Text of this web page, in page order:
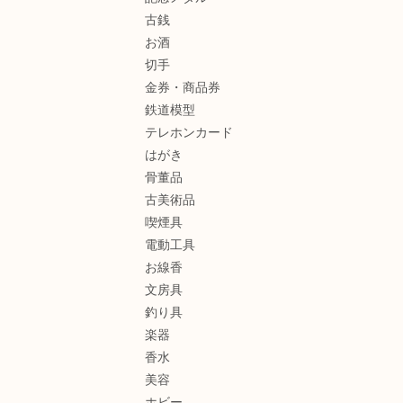
古銭
お酒
切手
金券・商品券
鉄道模型
テレホンカード
はがき
骨董品
古美術品
喫煙具
電動工具
お線香
文房具
釣り具
楽器
香水
美容